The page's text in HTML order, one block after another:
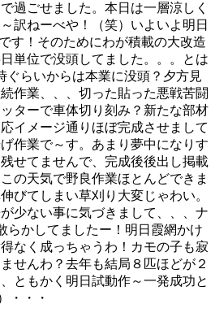
過ごせました。本日は一層涼しく
訳ねーべや！（笑）いよいよ明日
す！そのためにわが積載の大改造
単位で没頭してました。。。とは
ぐらいからは本業に没頭？夕方見
作業、、、切った貼った悪戦苦闘
ターで車体切り刻み？新たな部材
イメージ通りほぼ完成させまして
作業で～す。あまり夢中になりす
せてませんで、完成後後出し掲載
の天気で野良作業ほとんどできま
びてしまい草刈り大変じゃわい。
少ない事に気づきまして、、、ナ
らかしてましたー！明日霞網かけ
なく成っちゃうわ！カモの子も寂
せんわ？去年も結局８匹ほどが２
ともかく明日試動作～一発成功と
・・・